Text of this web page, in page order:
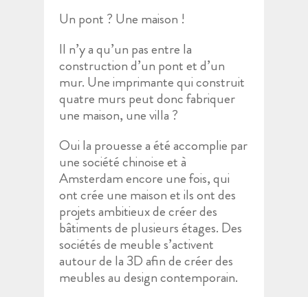
Un pont ? Une maison !
Il n’y a qu’un pas entre la
construction d’un pont et d’un
mur. Une imprimante qui construit
quatre murs peut donc fabriquer
une maison, une villa ?
Oui la prouesse a été accomplie par
une société chinoise et à
Amsterdam encore une fois, qui
ont crée une maison et ils ont des
projets ambitieux de créer des
bâtiments de plusieurs étages. Des
sociétés de meuble s’activent
autour de la 3D afin de créer des
meubles au design contemporain.